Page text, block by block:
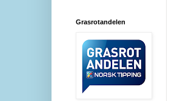
Grasrotandelen